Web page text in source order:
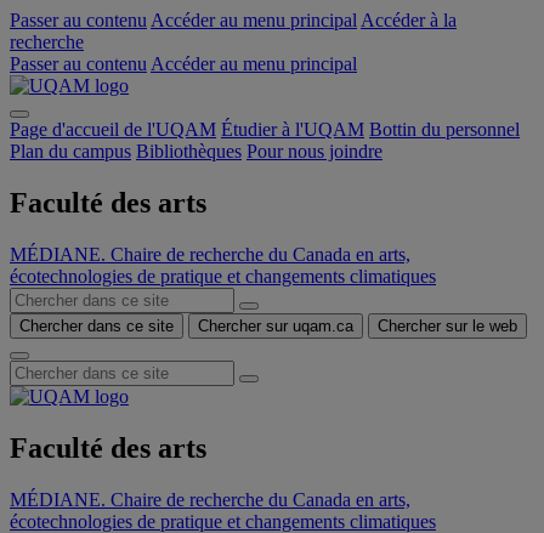
Passer au contenu Accéder au menu principal Accéder à la
recherche
Passer au contenu Accéder au menu principal
Page d'accueil de l'UQAM Étudier à l'UQAM Bottin du personnel
Plan du campus Bibliothèques Pour nous joindre
Faculté des arts
MÉDIANE. Chaire de recherche du Canada en arts,
écotechnologies de pratique et changements climatiques
Chercher dans ce site Chercher sur uqam.ca Chercher sur le web
Faculté des arts
MÉDIANE. Chaire de recherche du Canada en arts,
écotechnologies de pratique et changements climatiques